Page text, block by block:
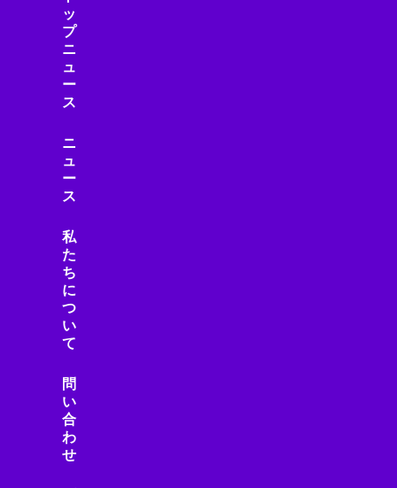
ッ
プ
ニ
ュ
ー
ス
ニ
ュ
ー
ス
私
た
ち
に
つ
い
て
問
い
合
わ
せ